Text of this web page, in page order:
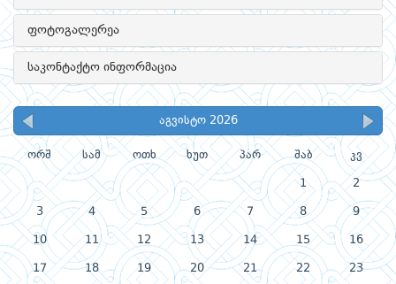
ფოტოგალერეა
საკონტაქტო ინფორმაცია
აგვისტო 2026
ორშ სამ ოთხ ხუთ პარ შაბ კვ
1 2
3 4 5 6 7 8 9
10 11 12 13 14 15 16
17 18 19 20 21 22 23